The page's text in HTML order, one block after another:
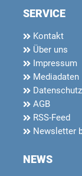
SERVICE
Kontakt
Über uns
Impressum
Mediadaten
Datenschutz
AGB
RSS-Feed
Newsletter
NEWS